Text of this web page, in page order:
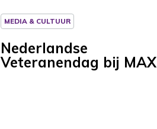
MEDIA & CULTUUR
Nederlandse
Veteranendag bij MAX